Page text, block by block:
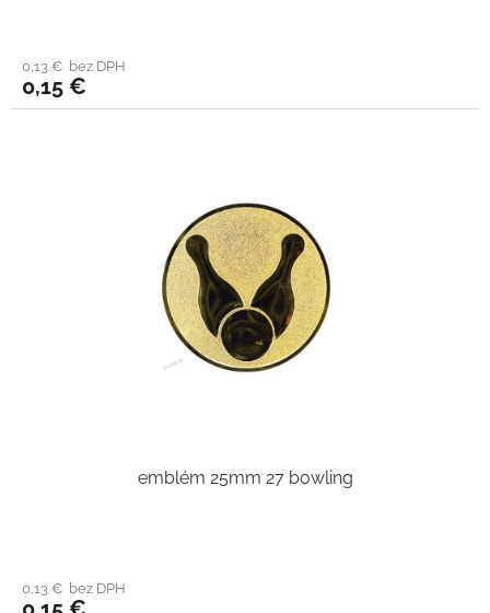
0,13 € bez DPH
0,15 €
emblém 25mm 27 bowling
0,13 € bez DPH